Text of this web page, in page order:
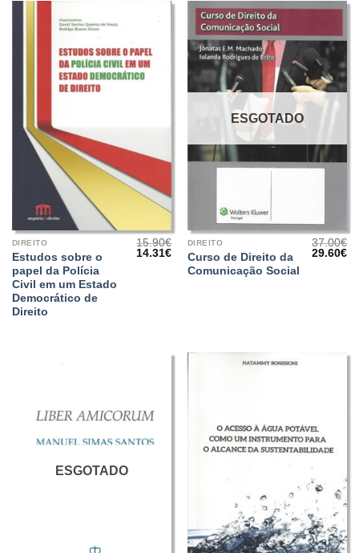
DIREITO
Estudos sobre o
papel da Polícia
Civil em um Estado
Democrático de
Direito
15.90€
O
14.31€O
preço
atual
ESGOTADO
DIREITO
Curso de Direito da
Comunicação Social
37.00€
O
29.60€O
ESGOTADO